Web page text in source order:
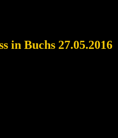
in Buchs 27.05.2016